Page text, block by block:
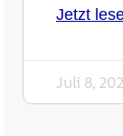
Jetzt
Juli 8,